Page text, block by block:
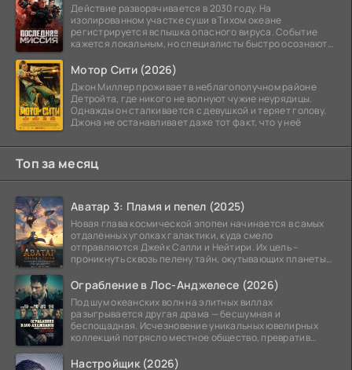
Действие разворачивается в 2030 году. На
изолированном участке суши в Тихом океане
регистрируется вспышка опасного вируса. Событие
кажется локальным, но специалисты быстро осознают:
Мотор Сити (2026)
Джон Миллер проживает в неблагополучном районе
Детройта, где никого не волнуют чужие неурядицы.
Однажды он сталкивается с девушкой и теряет голову.
Джона не останавливает даже тот факт, что у неё
Топ за месяц
Аватар 3: Пламя и пепел (2025)
Новая глава космической эпопеи начинается в самых
отдаленных уголках галактики, куда смело
отправляются Джейк Салли и Нейтири. Их цель –
проникнуть сквозь пелену тайн, окутывающих планеты
Ограбление в Лос-Анджелесе (2026)
Под шум океанских волн на элитных виллах
разыгрывается другая драма — бесшумная и
беспощадная. Исчезновение уникальных ювелирных
коллекций потрясло местное общество, превратив
Настройщик (2026)